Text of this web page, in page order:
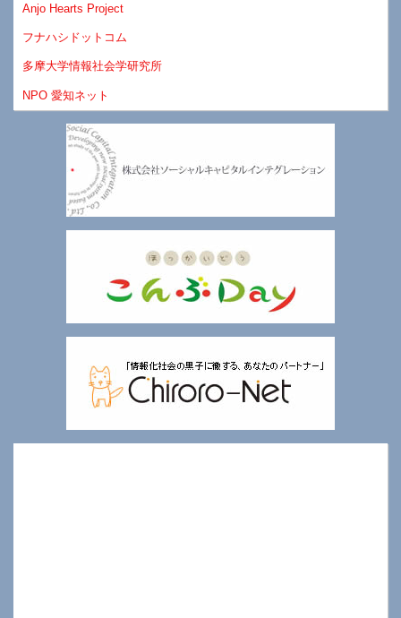
Anjo Hearts Project
フナハシドットコム
多摩大学情報社会学研究所
NPO 愛知ネット